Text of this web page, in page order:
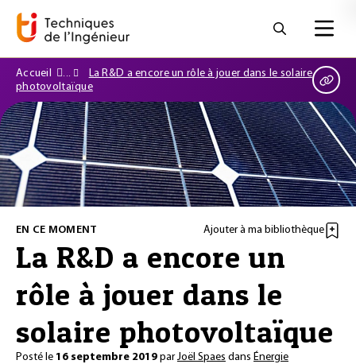
Accueil
La R&D a encore un rôle à jouer dans le solaire
photovoltaïque
EN CE MOMENT Ajouter à ma bibliothèque
La R&D a encore un
rôle à jouer dans le
solaire photovoltaïque
Posté le 16 septembre 2019 parJoël Spaes dans Énergie